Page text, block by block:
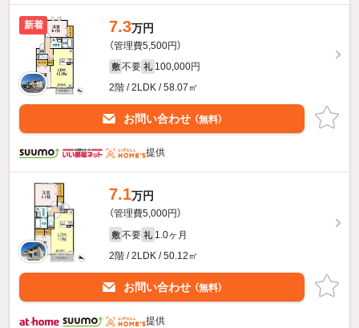
新着 7.3万円
（管理費5,500円）
敷 不要 礼 100,000円
2階 / 2LDK / 58.07㎡
お問い合わせ （無料）
提供
7.1万円
（管理費5,000円）
敷 不要 礼 1.0ヶ月
2階 / 2LDK / 50.12㎡
お問い合わせ （無料）
提供